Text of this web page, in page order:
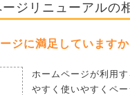
ジリニューアルの
ジに満足していますか
ホームページが利用
やすく使いやすくペ